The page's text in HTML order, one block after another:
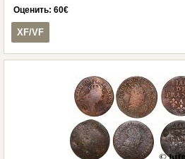
Оценить: 60€
XF/VF